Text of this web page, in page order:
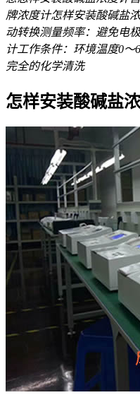
牌浓度计怎样安装酸碱盐
动转换测量频率：避免电
计工作条件：环境温度0
完全的化学清洗
怎样安装酸碱盐